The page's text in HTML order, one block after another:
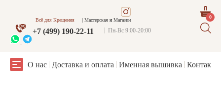
Мастерская и Магазин
Всё для Крещения
Пн-Вс 9:00-20:00
+7 (499) 190-22-11
0
О нас Доставка и оплата Именная вышивка Контакты